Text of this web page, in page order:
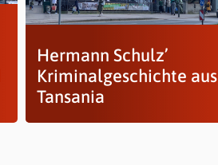
Hermann Schulz’
Kriminalgeschichte aus
Tansania